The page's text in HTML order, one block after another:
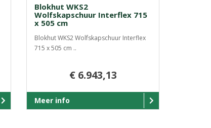
Blokhut WKS2
Wolfskapschuur Interflex 715
x 505 cm
Blokhut WKS2 Wolfskapschuur Interflex
715 x 505 cm ..
€ 6.943,13
Meer info